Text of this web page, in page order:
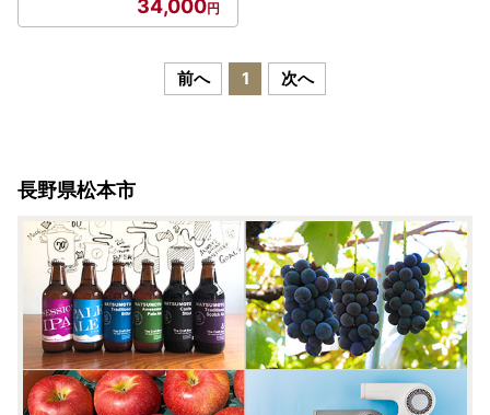
34,000
前へ 1 次へ
長野県松本市